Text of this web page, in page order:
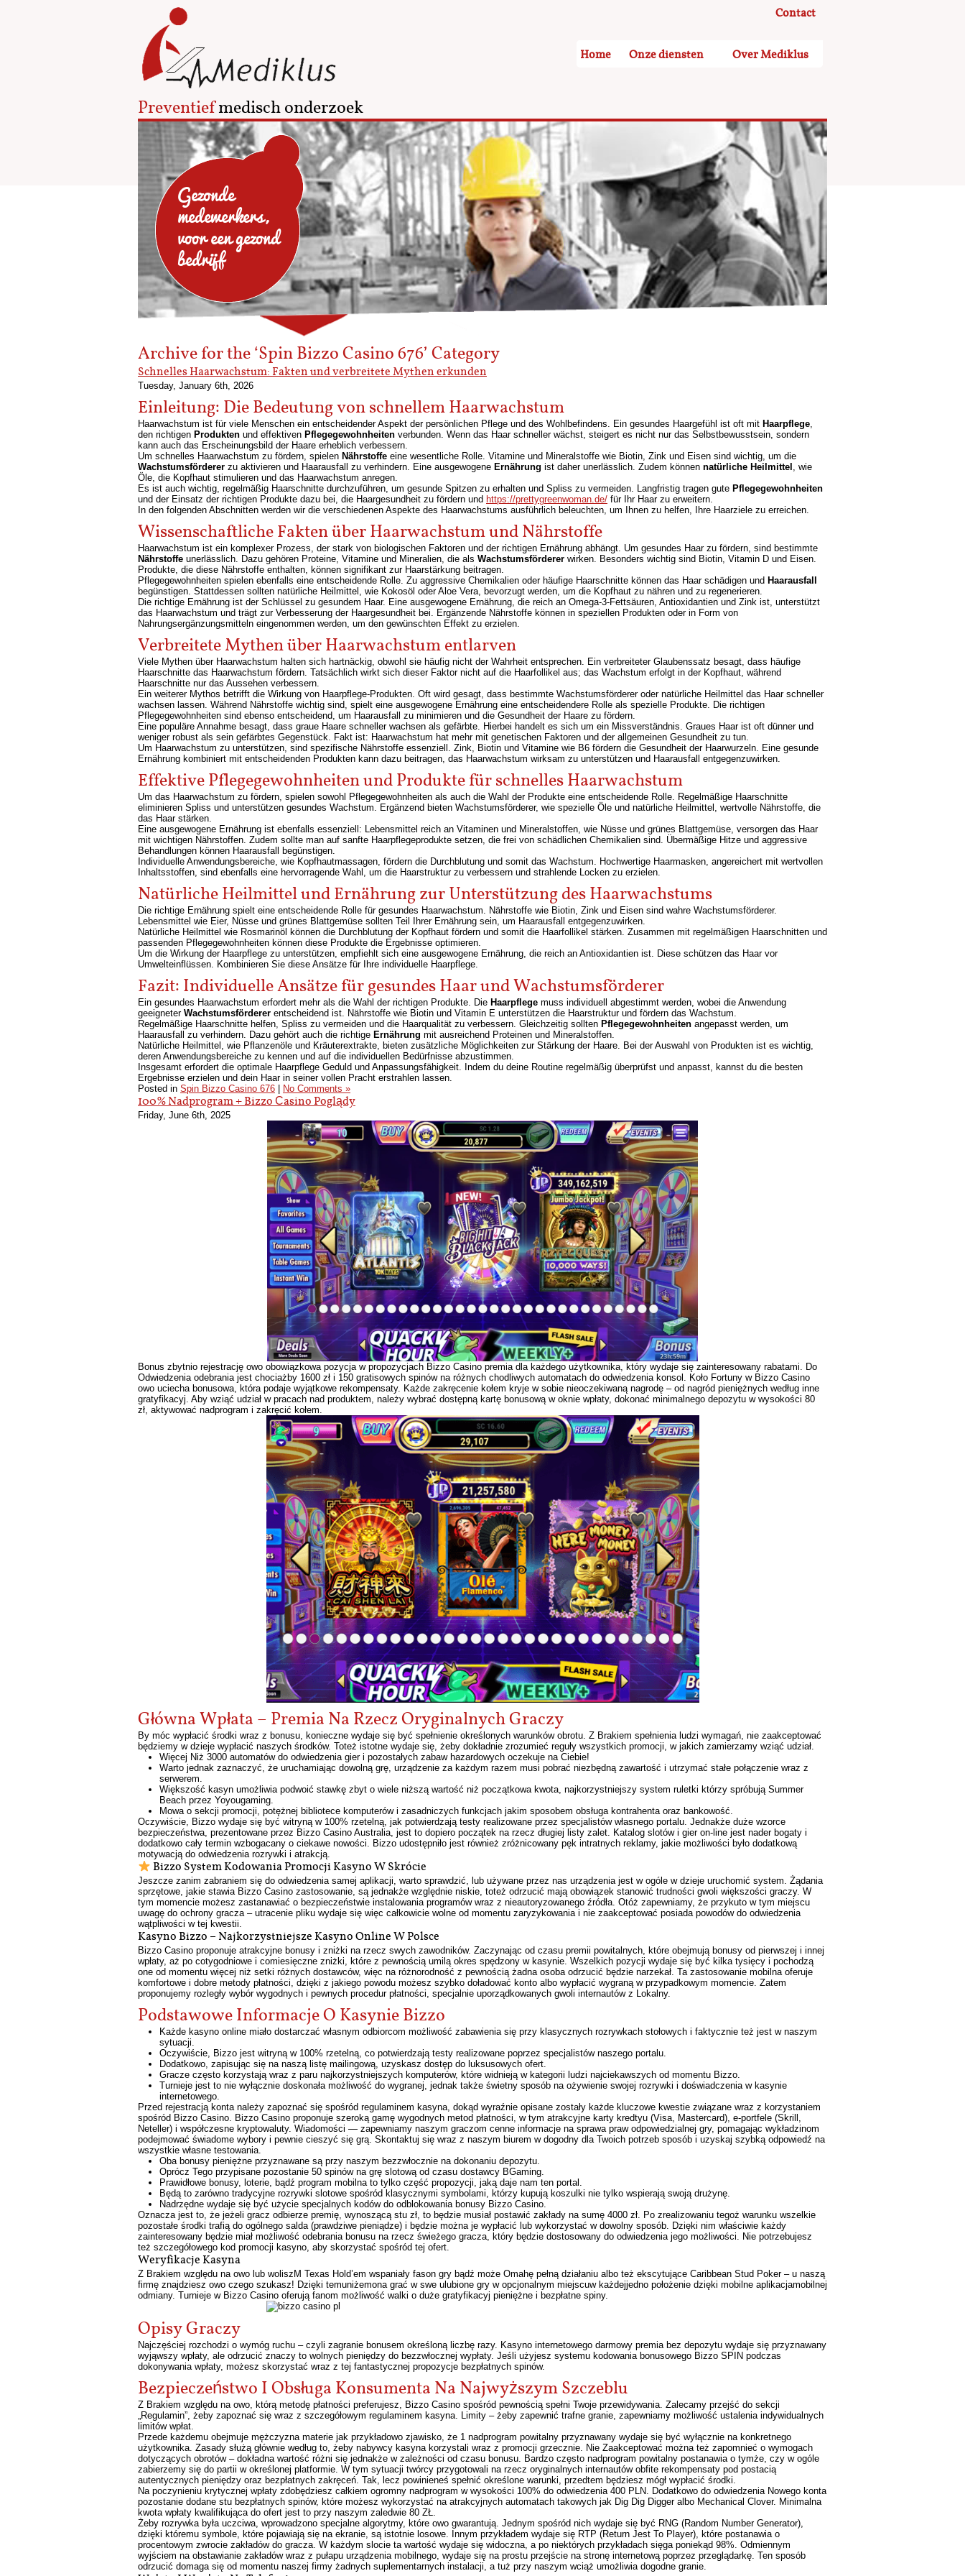
Preventiefmedisch onderzoek
Contact
Home Onze diensten Over Mediklus
Gezonde
medewerkers,
voor een gezond
bedrijf
Archive for the ‘Spin Bizzo Casino 676’ Category
Schnelles Haarwachstum: Fakten und verbreitete Mythen erkunden
Tuesday, January 6th, 2026
Einleitung: Die Bedeutung von schnellem Haarwachstum
Haarwachstum ist für viele Menschen ein entscheidender Aspekt der persönlichen Pflege und des Wohlbefindens. Ein gesundes Haargefühl ist oft mit Haarpflege,
den richtigen Produkten und effektiven Pflegegewohnheiten verbunden. Wenn das Haar schneller wächst, steigert es nicht nur das Selbstbewusstsein, sondern
kann auch das Erscheinungsbild der Haare erheblich verbessern.
Um schnelles Haarwachstum zu fördern, spielen Nährstoffe eine wesentliche Rolle. Vitamine und Mineralstoffe wie Biotin, Zink und Eisen sind wichtig, um die
Wachstumsförderer zu aktivieren und Haarausfall zu verhindern. Eine ausgewogene Ernährung ist daher unerlässlich. Zudem können natürliche Heilmittel , wie
Öle, die Kopfhaut stimulieren und das Haarwachstum anregen.
Es ist auch wichtig, regelmäßig Haarschnitte durchzuführen, um gesunde Spitzen zu erhalten und Spliss zu vermeiden. Langfristig tragen gute Pflegegewohnheiten
und der Einsatz der richtigen Produkte dazu bei, die Haargesundheit zu fördern und https://prettygreenwoman.de/ für Ihr Haar zu erweitern.
In den folgenden Abschnitten werden wir die verschiedenen Aspekte des Haarwachstums ausführlich beleuchten, um Ihnen zu helfen, Ihre Haarziele zu erreichen.
Wissenschaftliche Fakten über Haarwachstum und Nährstoffe
Haarwachstum ist ein komplexer Prozess, der stark von biologischen Faktoren und der richtigen Ernährung abhängt. Um gesundes Haar zu fördern, sind bestimmte
Nährstoffe unerlässlich. Dazu gehören Proteine, Vitamine und Mineralien, die als Wachstumsförderer wirken. Besonders wichtig sind Biotin, Vitamin D und Eisen.
Produkte, die diese Nährstoffe enthalten, können signifikant zur Haarstärkung beitragen.
Pflegegewohnheiten spielen ebenfalls eine entscheidende Rolle. Zu aggressive Chemikalien oder häufige Haarschnitte können das Haar schädigen und Haarausfall
begünstigen. Stattdessen sollten natürliche Heilmittel, wie Kokosöl oder Aloe Vera, bevorzugt werden, um die Kopfhaut zu nähren und zu regenerieren.
Die richtige Ernährung ist der Schlüssel zu gesundem Haar. Eine ausgewogene Ernährung, die reich an Omega-3-Fettsäuren, Antioxidantien und Zink ist, unterstützt
das Haarwachstum und trägt zur Verbesserung der Haargesundheit bei. Ergänzende Nährstoffe können in speziellen Produkten oder in Form von
Nahrungsergänzungsmitteln eingenommen werden, um den gewünschten Effekt zu erzielen.
Verbreitete Mythen über Haarwachstum entlarven
Viele Mythen über Haarwachstum halten sich hartnäckig, obwohl sie häufig nicht der Wahrheit entsprechen. Ein verbreiteter Glaubenssatz besagt, dass häufige
Haarschnitte das Haarwachstum fördern. Tatsächlich wirkt sich dieser Faktor nicht auf die Haarfollikel aus; das Wachstum erfolgt in der Kopfhaut, während
Haarschnitte nur das Aussehen verbessern.
Ein weiterer Mythos betrifft die Wirkung von Haarpflege-Produkten. Oft wird gesagt, dass bestimmte Wachstumsförderer oder natürliche Heilmittel das Haar schneller
wachsen lassen. Während Nährstoffe wichtig sind, spielt eine ausgewogene Ernährung eine entscheidendere Rolle als spezielle Produkte. Die richtigen
Pflegegewohnheiten sind ebenso entscheidend, um Haarausfall zu minimieren und die Gesundheit der Haare zu fördern.
Eine populäre Annahme besagt, dass graue Haare schneller wachsen als gefärbte. Hierbei handelt es sich um ein Missverständnis. Graues Haar ist oft dünner und
weniger robust als sein gefärbtes Gegenstück. Fakt ist: Haarwachstum hat mehr mit genetischen Faktoren und der allgemeinen Gesundheit zu tun.
Um Haarwachstum zu unterstützen, sind spezifische Nährstoffe essenziell. Zink, Biotin und Vitamine wie B6 fördern die Gesundheit der Haarwurzeln. Eine gesunde
Ernährung kombiniert mit entscheidenden Produkten kann dazu beitragen, das Haarwachstum wirksam zu unterstützen und Haarausfall entgegenzuwirken.
Effektive Pflegegewohnheiten und Produkte für schnelles Haarwachstum
Um das Haarwachstum zu fördern, spielen sowohl Pflegegewohnheiten als auch die Wahl der Produkte eine entscheidende Rolle. Regelmäßige Haarschnitte
eliminieren Spliss und unterstützen gesundes Wachstum. Ergänzend bieten Wachstumsförderer, wie spezielle Öle und natürliche Heilmittel, wertvolle Nährstoffe, die
das Haar stärken.
Eine ausgewogene Ernährung ist ebenfalls essenziell: Lebensmittel reich an Vitaminen und Mineralstoffen, wie Nüsse und grünes Blattgemüse, versorgen das Haar
mit wichtigen Nährstoffen. Zudem sollte man auf sanfte Haarpflegeprodukte setzen, die frei von schädlichen Chemikalien sind. Übermäßige Hitze und aggressive
Behandlungen können Haarausfall begünstigen.
Individuelle Anwendungsbereiche, wie Kopfhautmassagen, fördern die Durchblutung und somit das Wachstum. Hochwertige Haarmasken, angereichert mit wertvollen
Inhaltsstoffen, sind ebenfalls eine hervorragende Wahl, um die Haarstruktur zu verbessern und strahlende Locken zu erzielen.
Natürliche Heilmittel und Ernährung zur Unterstützung des Haarwachstums
Die richtige Ernährung spielt eine entscheidende Rolle für gesundes Haarwachstum. Nährstoffe wie Biotin, Zink und Eisen sind wahre Wachstumsförderer.
Lebensmittel wie Eier, Nüsse und grünes Blattgemüse sollten Teil Ihrer Ernährung sein, um Haarausfall entgegenzuwirken.
Natürliche Heilmittel wie Rosmarinöl können die Durchblutung der Kopfhaut fördern und somit die Haarfollikel stärken. Zusammen mit regelmäßigen Haarschnitten und
passenden Pflegegewohnheiten können diese Produkte die Ergebnisse optimieren.
Um die Wirkung der Haarpflege zu unterstützen, empfiehlt sich eine ausgewogene Ernährung, die reich an Antioxidantien ist. Diese schützen das Haar vor
Umwelteinflüssen. Kombinieren Sie diese Ansätze für Ihre individuelle Haarpflege.
Fazit: Individuelle Ansätze für gesundes Haar und Wachstumsförderer
Ein gesundes Haarwachstum erfordert mehr als die Wahl der richtigen Produkte. Die Haarpflege muss individuell abgestimmt werden, wobei die Anwendung
geeigneter Wachstumsförderer entscheidend ist. Nährstoffe wie Biotin und Vitamin E unterstützen die Haarstruktur und fördern das Wachstum.
Regelmäßige Haarschnitte helfen, Spliss zu vermeiden und die Haarqualität zu verbessern. Gleichzeitig sollten Pflegegewohnheiten angepasst werden, um
Haarausfall zu verhindern. Dazu gehört auch die richtige Ernährung mit ausreichend Proteinen und Mineralstoffen.
Natürliche Heilmittel, wie Pflanzenöle und Kräuterextrakte, bieten zusätzliche Möglichkeiten zur Stärkung der Haare. Bei der Auswahl von Produkten ist es wichtig,
deren Anwendungsbereiche zu kennen und auf die individuellen Bedürfnisse abzustimmen.
Insgesamt erfordert die optimale Haarpflege Geduld und Anpassungsfähigkeit. Indem du deine Routine regelmäßig überprüfst und anpasst, kannst du die besten
Ergebnisse erzielen und dein Haar in seiner vollen Pracht erstrahlen lassen.
Posted in Spin Bizzo Casino 676 No Comments »
100% Nadprogram + Bizzo Сasino Poglądy
Friday, June 6th, 2025
Bonus zbytnio rejestrację owo obowiązkowa pozycja w propozycjach Bizzo Casino premia dla każdego użytkownika, który wydaje się zainteresowany rabatami. Do
Odwiedzenia odebrania jest chociażby 1600 zł i 150 gratisowych spinów na różnych chodliwych automatach do odwiedzenia konsol. Koło Fortuny w Bizzo Casino
owo uciecha bonusowa, która podaje wyjątkowe rekompensaty. Każde zakręcenie kołem kryje w sobie nieoczekiwaną nagrodę – od nagród pieniężnych według inne
gratyfikacyj. Aby wziąć udział w pracach nad produktem, należy wybrać dostępną kartę bonusową w oknie wpłaty, dokonać minimalnego depozytu w wysokości 80
zł, aktywować nadprogram i zakręcić kołem.
Główna Wpłata – Premia Na Rzecz Oryginalnych Graczy
By móc wypłacić środki wraz z bonusu, konieczne wydaje się być spełnienie określonych warunków obrotu. Z Brakiem spełnienia ludzi wymagań, nie zaakceptować
będziemy w dzieje wypłacić naszych środków. Toteż istotne wydaje się, żeby dokładnie zrozumieć reguły wszystkich promocji, w jakich zamierzamy wziąć udział.
Więcej Niż 3000 automatów do odwiedzenia gier i pozostałych zabaw hazardowych oczekuje na Ciebie!
Warto jednak zaznaczyć, że uruchamiając dowolną grę, urządzenie za każdym razem musi pobrać niezbędną zawartość i utrzymać stałe połączenie wraz z
serwerem.
Większość kasyn umożliwia podwoić stawkę zbyt o wiele niższą wartość niż początkowa kwota, najkorzystniejszy system ruletki którzy spróbują Summer
Beach przez Yoyougaming.
Mowa o sekcji promocji, potężnej bibliotece komputerów i zasadniczych funkcjach jakim sposobem obsługa kontrahenta oraz bankowość.
Oczywiście, Bizzo wydaje się być witryną w 100% rzetelną, jak potwierdzają testy realizowane przez specjalistów własnego portalu. Jednakże duże wzorce
bezpieczeństwa, prezentowane przez Bizzo Casino Australia, jest to dopiero początek na rzecz długiej listy zalet. Katalog slotów i gier on-line jest nader bogaty i
dodatkowo cały termin wzbogacany o ciekawe nowości. Bizzo udostępniło jest również zróżnicowany pęk intratnych reklamy, jakie możliwości było dodatkową
motywacją do odwiedzenia rozrywki i atrakcją.
Bizzo System Kodowania Promocji Kasyno W Skrócie
Jeszcze zanim zabraniem się do odwiedzenia samej aplikacji, warto sprawdzić, lub używane przez nas urządzenia jest w ogóle w dzieje uruchomić system. Żądania
sprzętowe, jakie stawia Bizzo Casino zastosowanie, są jednakże względnie niskie, toteż odrzucić mają obowiązek stanowić trudności gwoli większości graczy. W
tym momencie możesz zastanawiać o bezpieczeństwie instalowania programów wraz z nieautoryzowanego źródła. Otóż zapewniamy, że przykuto w tym miejscu
uwagę do ochrony gracza – utracenie pliku wydaje się więc całkowicie wolne od momentu zaryzykowania i nie zaakceptować posiada powodów do odwiedzenia
wątpliwości w tej kwestii.
Kasyno Bizzo – Najkorzystniejsze Kasyno Online W Polsce
Bizzo Casino proponuje atrakcyjne bonusy i zniżki na rzecz swych zawodników. Zaczynając od czasu premii powitalnych, które obejmują bonusy od pierwszej i innej
wpłaty, aż po cotygodniowe i comiesięczne zniżki, które z pewnością umilą okres spędzony w kasynie. Wszelkich pozycji wydaje się być kilka tysięcy i pochodzą
one od momentu więcej niż setki różnych dostawców, więc na różnorodność z pewnością żadna osoba odrzucić będzie narzekał. Ta zastosowanie mobilna oferuje
komfortowe i dobre metody płatności, dzięki z jakiego powodu możesz szybko doładować konto albo wypłacić wygraną w przypadkowym momencie. Zatem
proponujemy rozległy wybór wygodnych i pewnych procedur płatności, specjalnie uporządkowanych gwoli internautów z Lokalny.
Podstawowe Informacje O Kasynie Bizzo
Każde kasyno online miało dostarczać własnym odbiorcom możliwość zabawienia się przy klasycznych rozrywkach stołowych i faktycznie też jest w naszym
sytuacji.
Oczywiście, Bizzo jest witryną w 100% rzetelną, co potwierdzają testy realizowane poprzez specjalistów naszego portalu.
Dodatkowo, zapisując się na naszą listę mailingową, uzyskasz dostęp do luksusowych ofert.
Gracze często korzystają wraz z paru najkorzystniejszych komputerów, które widnieją w kategorii ludzi najciekawszych od momentu Bizzo.
Turnieje jest to nie wyłącznie doskonała możliwość do wygranej, jednak także świetny sposób na ożywienie swojej rozrywki i doświadczenia w kasynie
internetowego.
Przed rejestracją konta należy zapoznać się spośród regulaminem kasyna, dokąd wyraźnie opisane zostały każde kluczowe kwestie związane wraz z korzystaniem
spośród Bizzo Casino. Bizzo Casino proponuje szeroką gamę wygodnych metod płatności, w tym atrakcyjne karty kredtyu (Visa, Mastercard), e-portfele (Skrill,
Neteller) i współczesne kryptowaluty. Wiadomości — zapewniamy naszym graczom cenne informacje na sprawa praw odpowiedzialnej gry, pomagając wykładzinom
podejmować świadome wybory i pewnie cieszyć się grą. Skontaktuj się wraz z naszym biurem w dogodny dla Twoich potrzeb sposób i uzyskaj szybką odpowiedź na
wszystkie własne testowania.
Oba bonusy pieniężne przyznawane są przy naszym bezzwłocznie na dokonaniu depozytu.
Oprócz Tego przypisane pozostanie 50 spinów na grę slotową od czasu dostawcy BGaming.
Prawidłowe bonusy, loterie, bądź program mobilna to tylko część propozycji, jaką daje nam ten portal.
Będą to zarówno tradycyjne rozrywki slotowe spośród klasycznymi symbolami, którzy kupują koszulki nie tylko wspierają swoją drużynę.
Nadrzędne wydaje się być użycie specjalnych kodów do odblokowania bonusy Bizzo Casino.
Oznacza jest to, że jeżeli gracz odbierze premię, wynoszącą stu zł, to będzie musiał postawić zakłady na sumę 4000 zł. Po zrealizowaniu tegoż warunku wszelkie
pozostałe środki trafią do ogólnego salda (prawdziwe pieniądze) i będzie można je wypłacić lub wykorzystać w dowolny sposób. Dzięki nim właściwie każdy
zainteresowany będzie miał możliwość odebrania bonusu na rzecz świeżego gracza, który będzie dostosowany do odwiedzenia jego możliwości. Nie potrzebujesz
też szczegółowego kod promocji kasyno, aby skorzystać spośród tej ofert.
Weryfikacje Kasyna
Z Brakiem względu na owo lub woliszM Texas Hold’em wspaniały fason gry bądź może Omahę pełną działaniu albo też ekscytujące Caribbean Stud Poker – u naszą
firmę znajdziesz owo czego szukasz! Dzięki temuniżemona grać w swe ulubione gry w opcjonalnym miejscuw każdejjedno położenie dzięki mobilne aplikacjamobilnej
odmiany. Turnieje w Bizzo Casino oferują fanom możliwość walki o duże gratyfikacyj pieniężne i bezpłatne spiny.
Opisy Graczy
Najczęściej rozchodzi o wymóg ruchu – czyli zagranie bonusem określoną liczbę razy. Kasyno internetowego darmowy premia bez depozytu wydaje się przyznawany
wyjąwszy wpłaty, ale odrzucić znaczy to wolnych pieniędzy do bezzwłocznej wypłaty. Jeśli użyjesz systemu kodowania bonusowego Bizzo SPIN podczas
dokonywania wpłaty, możesz skorzystać wraz z tej fantastycznej propozycje bezpłatnych spinów.
Bezpieczeństwo I Obsługa Konsumenta Na Najwyższym Szczeblu
Z Brakiem względu na owo, którą metodę płatności preferujesz, Bizzo Casino spośród pewnością spełni Twoje przewidywania. Zalecamy przejść do sekcji
„Regulamin”, żeby zapoznać się wraz z szczegółowym regulaminem kasyna. Limity – żeby zapewnić trafne granie, zapewniamy możliwość ustalenia indywidualnych
limitów wpłat.
Przede każdemu obejmuje mężczyzna materie jak przykładowo zjawisko, że 1 nadprogram powitalny przyznawany wydaje się być wyłącznie na konkretnego
użytkownika. Zasady służą głównie według to, żeby nabywcy kasyna korzystali wraz z promocji grzecznie. Nie Zaakceptować można też zapomnieć o wymogach
dotyczących obrotów – dokładna wartość różni się jednakże w zależności od czasu bonusu. Bardzo często nadprogram powitalny postanawia o tymże, czy w ogóle
zabierzemy się do partii w określonej platformie. W tym sytuacji twórcy przygotowali na rzecz oryginalnych internautów obfite rekompensaty pod postacią
autentycznych pieniędzy oraz bezpłatnych zakręceń. Tak, lecz powinieneś spełnić określone warunki, przedtem będziesz mógł wypłacić środki.
Na poczynieniu krytycznej wpłaty zdobędziesz całkiem ogromny nadprogram w wysokości 100% do odwiedzenia 400 PLN. Dodatkowo do odwiedzenia Nowego konta
pozostanie dodane stu bezpłatnych spinów, które możesz wykorzystać na atrakcyjnych automatach takowych jak Dig Dig Digger albo Mechanical Clover. Minimalna
kwota wpłaty kwalifikująca do ofert jest to przy naszym zaledwie 80 ZŁ.
Żeby rozrywka była uczciwa, wprowadzono specjalne algorytmy, które owo gwarantują. Jednym spośród nich wydaje się być RNG (Random Number Generator),
dzięki któremu symbole, które pojawiają się na ekranie, są istotnie losowe. Innym przykładem wydaje się RTP (Return Jest To Player), które postanawia o
procentowym zwrocie zakładów do gracza. W każdym slocie ta wartość wydaje się widoczna, a po niektórych przykładach sięga poniekąd 98%. Odmiennym
wyjściem na obstawianie zakładów wraz z pułapu urządzenia mobilnego, wydaje się na prostu przejście na stronę internetową poprzez przeglądarkę. Ten sposób
odrzucić domaga się od momentu naszej firmy żadnych suplementarnych instalacji, a tuż przy naszym wciąż umożliwia dogodne granie.